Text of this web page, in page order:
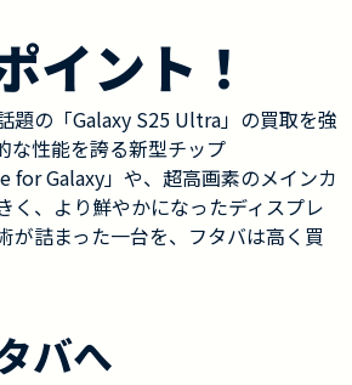
イント！
題の「Galaxy S25 Ultra」の買取を強
な性能を誇る新型チップ
for Galaxy」や、超高画素のメインカ
く、より鮮やかになったディスプレ
が詰まった一台を、フタバは高く買
バへ